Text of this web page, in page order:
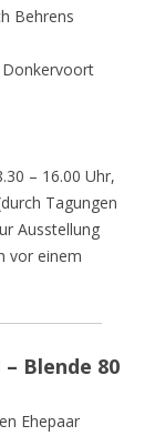
Behrens
Donkervoort
– 16.00 Uhr,
Tagungen
Ausstellung
vor einem
Blende 80
Ehepaar